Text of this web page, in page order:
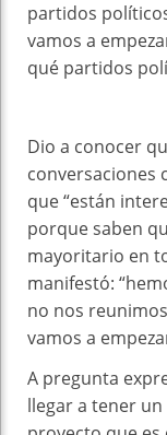
partidos
vamos a
qué partidos
Dio a conocer
conversaciones
que “están
porque saben
mayoritario en
manifestó:
no nos
vamos a
A pregunta
llegar a tener